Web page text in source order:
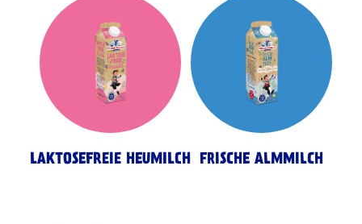
LAKTOSEFREIE HEUMILCH FRISCHE ALMMILCH